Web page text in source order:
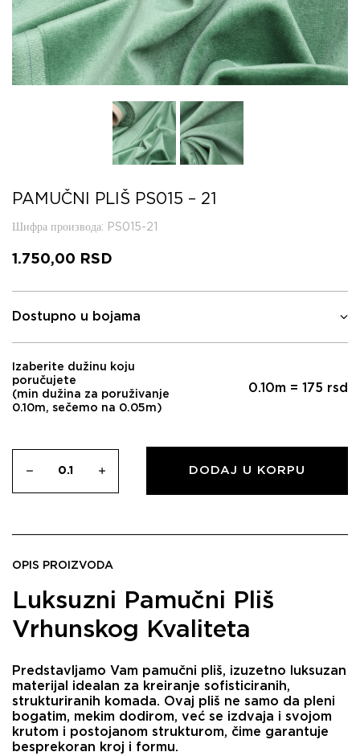
PAMUČNI PLIŠ PS015 – 21
Шифра производа: PS015-21
1.750,00 RSD
Dostupno u bojama
Izaberite dužinu koju
poručujete
(min dužina za poruživanje
0.10m, sečemo na 0.05m)
0.10m = 175 rsd
DODAJ U KORPU
OPIS PROIZVODA
Luksuzni Pamučni Pliš
Vrhunskog Kvaliteta
Predstavljamo Vam pamučni pliš, izuzetno luksuzan
materijal idealan za kreiranje sofisticiranih,
strukturiranih komada. Ovaj pliš ne samo da pleni
bogatim, mekim dodirom, već se izdvaja i svojom
krutom i postojanom strukturom, čime garantuje
besprekoran kroj i formu.